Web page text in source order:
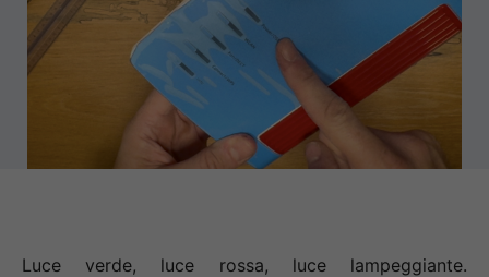
Curiosity
VinTech
Luce verde, luce rossa, luce lampeggiante.